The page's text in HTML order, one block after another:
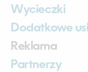
Wycieczki
Dodatkowe
Reklama
Partnerzy